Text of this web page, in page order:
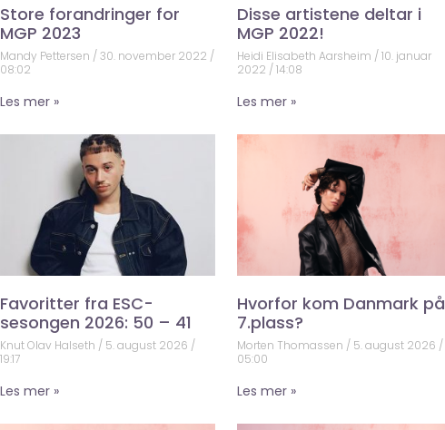
Store forandringer for
MGP 2023
Mandy Pettersen
30. november 2022
08:02
Les mer »
Disse artistene deltar i
MGP 2022!
Heidi Elisabeth Aarsheim 10. januar
2022 14:08
Les mer »
Favoritter fra ESC-
sesongen 2026: 50 – 41
Knut Olav Halseth
5. august 2026
19:17
Les mer »
Hvorfor kom Danmark på
7.plass?
Morten Thomassen 5. august 2026
05:00
Les mer »